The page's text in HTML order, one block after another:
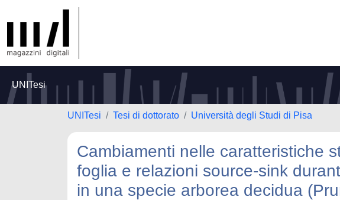
UNITesi
UNITesi Tesi di dottorato Università degli Studi di Pisa
Cambiamenti nelle caratteristiche
foglia e relazioni source-sink
in una specie arborea decidua